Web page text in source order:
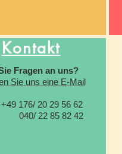
Kontakt
Fragen an uns?
Sie uns eine E-Mail
+49 176/ 20 29 56 62
22 85 82 42